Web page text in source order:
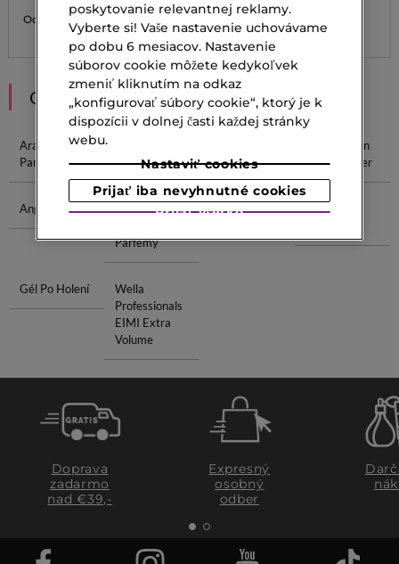
Od 14,95 € 15,20 €
ODPORÚČANIA
Arabské
Parfumy
Parfémy
Parfum Jean
Paul Gaultier
Angel Parfum
Svieže
Parfémy
La Vie Iris
Peptidový
Gél Po Holení
Wella
Professionals
EIMI Extra
Volume
Doprava
zadarmo
nad €39,-
Expresný
osobný
odber
poskytovanie relevantnej reklamy.
Vyberte si! Vaše nastavenie uchovávame
po dobu 6 mesiacov. Nastavenie
súborov cookie môžete kedykoľvek
zmeniť kliknutím na odkaz
„konfigurovať súbory cookie“, ktorý je k
dispozícii v dolnej časti každej stránky
webu.
Nastaviť cookies
Prijať iba nevyhnutné cookies
Prijať všetko